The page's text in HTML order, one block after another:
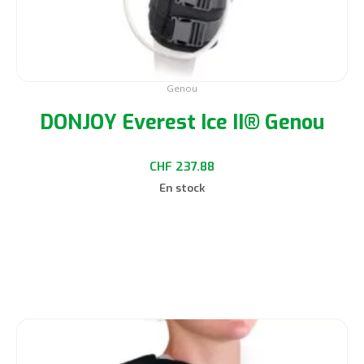
Genou
DONJOY Everest Ice II® Genou
CHF 237.88
En stock
produit
Ce
produit